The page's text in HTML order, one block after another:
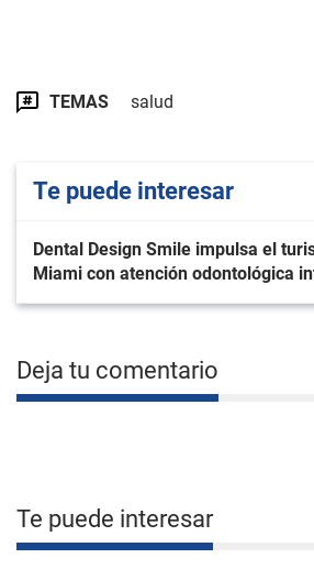
TEMAS salud
Te puede interesar
Dental Design Smile impulsa el
Miami con atención odontológica
Deja tu comentario
Te puede interesar